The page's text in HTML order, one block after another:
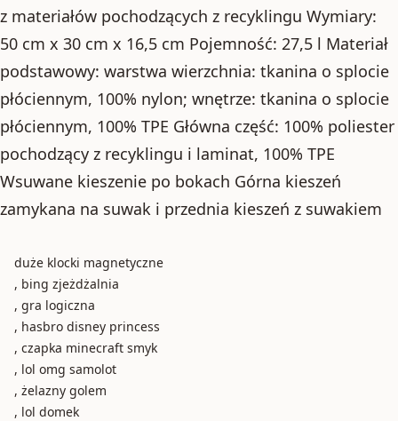
z materiałów pochodzących z recyklingu Wymiary:
50 cm x 30 cm x 16,5 cm Pojemność: 27,5 l Materiał
podstawowy: warstwa wierzchnia: tkanina o splocie
płóciennym, 100% nylon; wnętrze: tkanina o splocie
płóciennym, 100% TPE Główna część: 100% poliester
pochodzący z recyklingu i laminat, 100% TPE
Wsuwane kieszenie po bokach Górna kieszeń
zamykana na suwak i przednia kieszeń z suwakiem
duże klocki magnetyczne
, bing zjeżdżalnia
, gra logiczna
, hasbro disney princess
, czapka minecraft smyk
, lol omg samolot
, żelazny golem
, lol domek